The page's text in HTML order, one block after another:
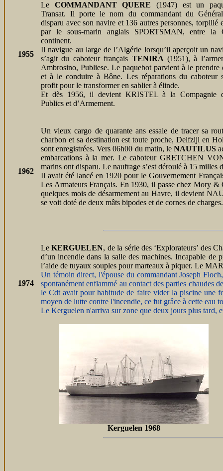
1955
Le COMMANDANT QUERE (1947) est un
Transat. Il porte le nom du commandant du
disparu avec son navire et 136 autres personnes, torpillé
par le sous-marin anglais SPORTSMAN, entre la
continent.
Il navigue au large de l’Algérie lorsqu’il aperçoit un
s’agit du caboteur français TENIRA (1951), à
Ambrosino, Publiese. Le paquebot parvient à le prendre
et à le conduire à Bône. Les réparations du caboteur
profit pour le transformer en sablier à élinde.
Et dès 1956, il devient KRISTEL à la Compagnie
Publics et d’Armement.
1962
Un vieux cargo de quarante ans essaie de tracer sa
charbon et sa destination est toute proche, Delfzijl en
sont enregistrées. Vers 06h00 du matin, le NAUTILUS
embarcations à la mer. Le caboteur GRETCHEN
marins ont disparu. Le naufrage s’est déroulé à 15 milles
Il avait été lancé en 1920 pour le Gouvernement
Les Armateurs Français. En 1930, il passe chez Mory
quelques mois de désarmement au Havre, il devient
se voit doté de deux mâts bipodes et de cornes de charges.
1974
LeKERGUELEN, de la série des ‘Explorateurs’ des
d’un incendie dans la salle des machines. Incapable
l’aide de tuyaux souples pour marteaux à piquer. Le
Un témoin direct, l'épouse du commandant Joseph
spontanément enflammé au contact des parties chaudes
le Cdt avait pour habitude de faire vider la piscine une
moyen de lutte contre l'incendie, ce fut grâce à cette eau
Le Kerguelen n'arriva sur zone que deux jours plus tard,
Kerguelen 1968